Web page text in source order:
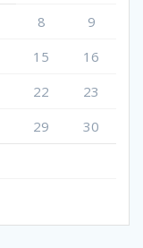
8
9
15
16
22
23
29
30